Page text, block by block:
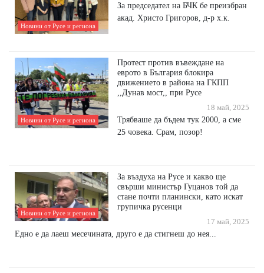
Новини от Русе и региона
За председател на БЧК бе преизбран
акад. Христо Григоров, д-р х.к.
Новини от Русе и региона
Протест против въвеждане на
еврото в България блокира
движението в района на ГКПП
,,Дунав мост,, при Русе
18 май, 2025
Трябваше да бъдем тук 2000, а сме
25 човека. Срам, позор!
Новини от Русе и региона
За въздуха на Русе и какво ще
свърши министър Гуцанов той да
стане почти планински, като искат
групичка русенци
17 май, 2025
Едно е да лаеш месечината, друго е да стигнеш до нея...